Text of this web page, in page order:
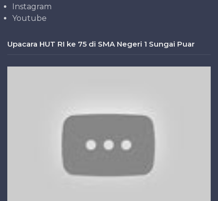
Instagram
Youtube
Upacara HUT RI ke 75 di SMA Negeri 1 Sungai Puar